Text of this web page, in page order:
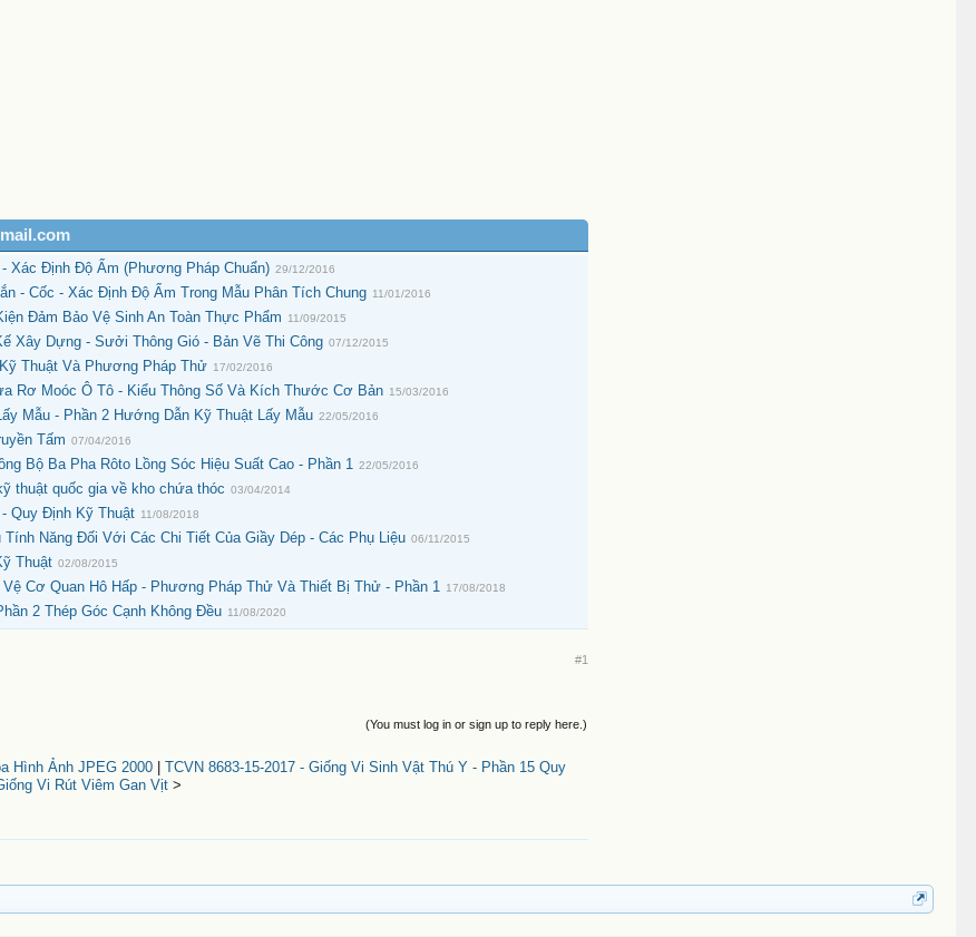
Xác Định Độ Ẩm (Phương Pháp Chuẩn) 29/12/2016
- Cốc - Xác Định Độ Ẩm Trong Mẫu Phân Tích Chung 11/01/2016
Đảm Bảo Vệ Sinh An Toàn Thực Phẩm 11/09/2015
Xây Dựng - Sưởi Thông Gió - Bản Vẽ Thi Công 07/12/2015
Thuật Và Phương Pháp Thử 17/02/2016
Rơ Moóc Ô Tô - Kiểu Thông Số Và Kích Thước Cơ Bản 15/03/2016
Mẫu - Phần 2 Hướng Dẫn Kỹ Thuật Lấy Mẫu 22/05/2016
Tấm 07/04/2016
Bộ Ba Pha Rôto Lồng Sóc Hiệu Suất Cao - Phần 1 22/05/2016
thuật quốc gia về kho chứa thóc 03/04/2014
- Quy Định Kỹ Thuật 11/08/2018
Năng Đối Với Các Chi Tiết Của Giầy Dép - Các Phụ Liệu 06/11/2015
Thuật 02/08/2015
Cơ Quan Hô Hấp - Phương Pháp Thử Và Thiết Bị Thử - Phần 1 17/08/2018
2 Thép Góc Cạnh Không Đều 11/08/2020
#1
(You must log in or sign up to reply here.)
Hình Ảnh JPEG 2000| TCVN 8683-15-2017 - Giống Vi Sinh Vật Thú Y - Phần 15 Quy
Vi Rút Viêm Gan Vịt >